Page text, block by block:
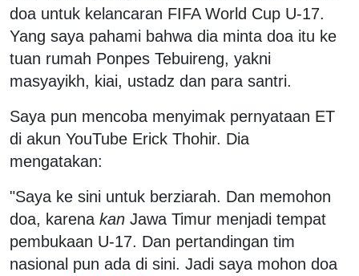
doa untuk kelancaran FIFA World Cup U-17.
Yang saya pahami bahwa dia minta doa itu ke
tuan rumah Ponpes Tebuireng, yakni
masyayikh, kiai, ustadz dan para santri.
Saya pun mencoba menyimak pernyataan ET
di akun YouTube Erick Thohir. Dia
mengatakan:
"Saya ke sini untuk berziarah. Dan memohon
doa, karena kan Jawa Timur menjadi tempat
pembukaan U-17. Dan pertandingan tim
nasional pun ada di sini. Jadi saya mohon doa